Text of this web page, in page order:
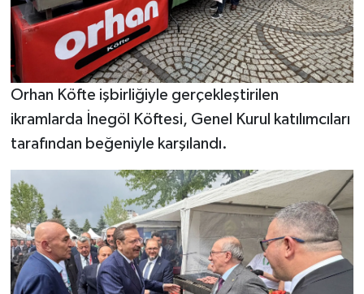
Orhan Köfte işbirliğiyle gerçekleştirilen
ikramlarda İnegöl Köftesi, Genel Kurul katılımcıları
tarafından beğeniyle karşılandı.